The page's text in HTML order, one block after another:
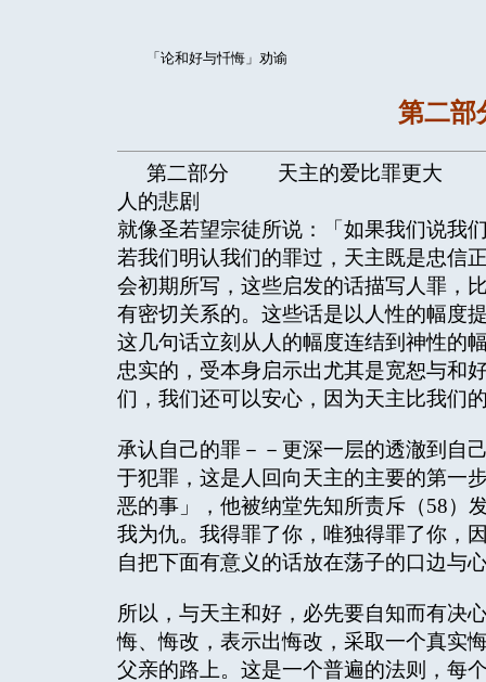
「论和好与忏悔」劝谕
第二部
第二部分 天主的爱比罪更大
人的悲剧
就像圣若望宗徒所说：「如果我们说我
若我们明认我们的罪过，天主既是忠信
会初期所写，这些启发的话描写人罪，
有密切关系的。这些话是以人性的幅度
这几句话立刻从人的幅度连结到神性的
忠实的，受本身启示出尤其是宽恕与和
们，我们还可以安心，因为天主比我们
承认自己的罪－－更深一层的透澈到自
于犯罪，这是人回向天主的主要的第一
恶的事」，他被纳堂先知所责斥（58）
我为仇。我得罪了你，唯独得罪了你，
自把下面有意义的话放在荡子的口边与
所以，与天主和好，必先要自知而有决
悔、悔改，表示出悔改，采取一个真实
父亲的路上。这是一个普遍的法则，每